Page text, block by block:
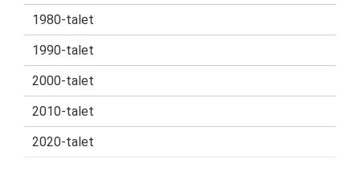
1980-talet
1990-talet
2000-talet
2010-talet
2020-talet